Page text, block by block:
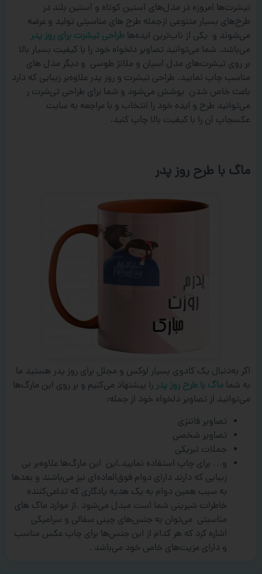
تیشرت‌ها امروزه در مدل‌های آستین کوتاه و آستین بلند در
طرح‌های بسیار متنوعی ازجمله طرح های مناسبتی تولید و عرضه
می‌شوند و یکی از ناب‌ترین ایده‌ها طراحی تیشرت برای روز پدر
می‌باشد. شما می‌توانید تصاویر دلخواه خود را با کیفیت بسیار بالا
بر روی تیشرت‌های مدل اسپان و ملانژ طوسی و دیگر مدل های
مناسب چاپ نمایید. طراحی تیشرت و روز پدر علاوه‌بر زیبایی که دارد
باعث خاص شدن پوشش می‌شود و شما برای طراحی تی‌شرت ر
می‌توانید طرح و ایده خود را انتخاب و با مراجعه به سایت
عکسچاپ آن را با کیفیت بالا چاپ کنید.
ماگ با طرح روز پدر
اگر به‌دنبال یک کادوی بسیار لوکس و مجلل برای روز پدر هستید ما
به شما ماگ با طرح روز پدر را پیشنهاد می‌کنیم و بر روی این مارگ‌ها
می‌توانید از تصاویر دلخواه خود از جمله:
تصاویر فانتزی
تصاویر شخصی
جملات تبریکی
و… برای چاپ استفاده نمایید.این این مارگ‌ها علاوه‌بر بی
زیبایی که دارند دارای دوام فوق‌العاده‌ای نیز می‌باشند و بعدها
به سبب همین دوام به یک هدیه یادگاری که تداعی‌کننده
خاطرات شیرینی شما است مبدل می‌شود .از موارد ماگ های
مناسبتی می‌توان به جنس‌های چینی سفالی و سرامیکی
اشاره کرد که هر کدام از این جنس‌ها برای چاپ عکس مناسب
و دارای مزیت‌های خاص خود می‌باشد .